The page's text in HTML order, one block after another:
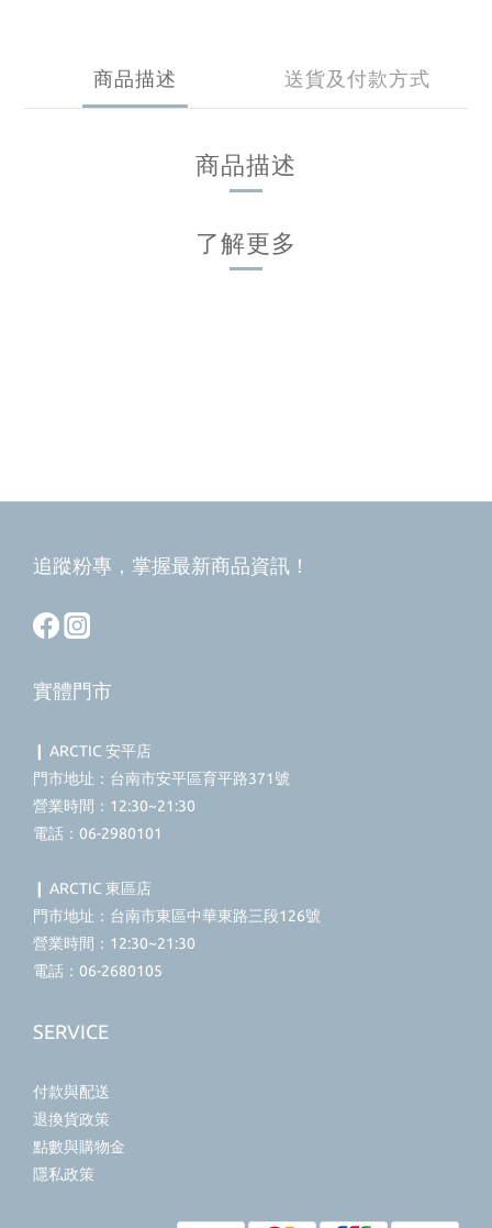
商品描述 送貨及付款方式
商品描述
了解更多
追蹤粉專，掌握最新商品資訊！
實體門市
❙ ARCTIC 安平店
門市地址：台南市安平區育平路371號
營業時間：12:30~21:30
電話：06-2980101
❙ ARCTIC 東區店
門市地址：台南市東區中華東路三段126號
營業時間：12:30~21:30
電話：06-2680105
SERVICE
付款與配送
退換貨政策
點數與購物金
隱私政策